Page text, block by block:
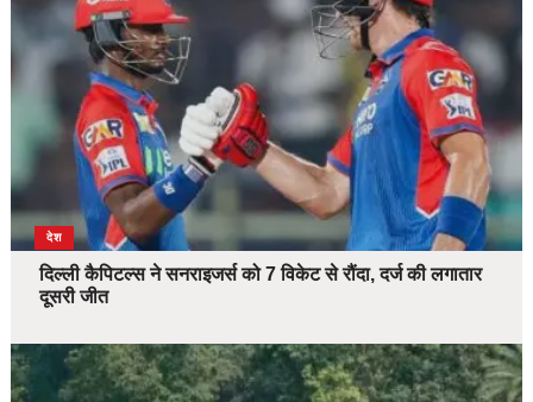
देश
दिल्ली कैपिटल्स ने सनराइजर्स को 7 विकेट से रौंदा, दर्ज की लगातार
दूसरी जीत